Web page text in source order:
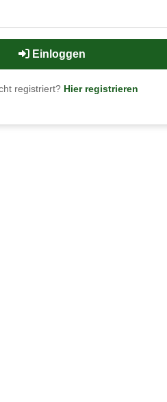
Einloggen
registriert? Hier registrieren